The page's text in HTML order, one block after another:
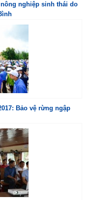
nghiệp sinh thái do
Bảo vệ rừng ngập